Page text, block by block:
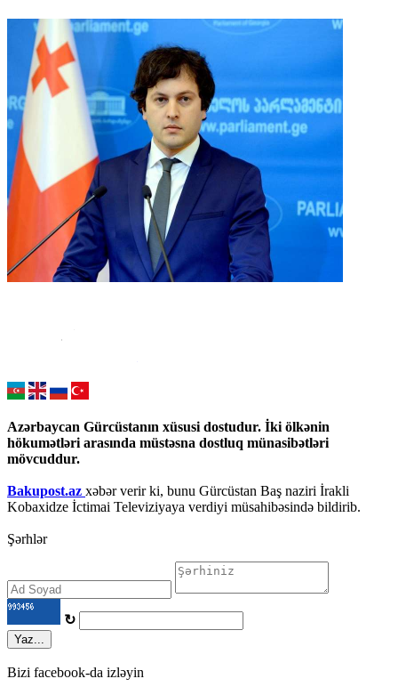
Azərbaycan Gürcüstanın xüsusi dostudur. İki ölkənin
hökumətləri arasında müstəsna dostluq münasibətləri
mövcuddur.
Bakupost.az xəbər verir ki, bunu Gürcüstan Baş naziri İrakli
Kobaxidze İctimai Televiziyaya verdiyi müsahibəsində bildirib.
Şərhlər
↻
Yaz...
Bizi facebook-da izləyin